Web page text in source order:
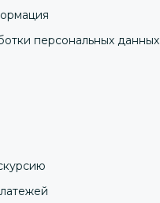
персональных данных